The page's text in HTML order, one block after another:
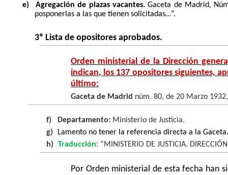
e) Agregación de plazas vacantes.Gaceta de Madrid,
posponerlas a las que tienen solicitadas…”.
3º Lista de opositores aprobados.
Orden ministerial de la Dirección
indican, los 137 opositores siguientes,
último:
Gaceta de Madrid núm. 80, de 20 Marzo
f) Departamento: Ministerio de Justicia.
g)
Lamento no tener la referencia directa a la
h)
Traducción: “MINISTERIO DE JUSTICIA.
Por Orden ministerial de esta fecha han